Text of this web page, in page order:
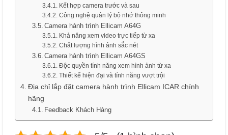
Kết hợp camera trước và sau
Công nghệ quản lý bộ nhớ thông minh
Camera hành trình Ellicam A64G
Khả năng xem video trực tiếp từ xa
Chất lượng hình ảnh sắc nét
Camera hành trình Ellicam A64GS
Độc quyền tính năng xem hình ảnh từ xa
Thiết kế hiện đại và tính năng vượt trội
Địa chỉ lắp đặt camera hành trình Ellicam ICAR chính
hãng
Feedback Khách Hàng